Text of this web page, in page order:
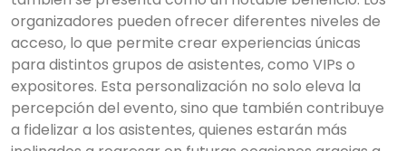
organizadores pueden ofrecer diferentes niveles de
acceso, lo que permite crear experiencias únicas
para distintos grupos de asistentes, como VIPs o
expositores. Esta personalización no solo eleva la
percepción del evento, sino que también contribuye
a fidelizar a los asistentes, quienes estarán más